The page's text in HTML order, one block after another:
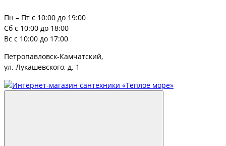
Пн – Пт с 10:00 до 19:00
Сб с 10:00 до 18:00
Вс с 10:00 до 17:00
Петропавловск-Камчатский,
ул. Лукашевского, д. 1